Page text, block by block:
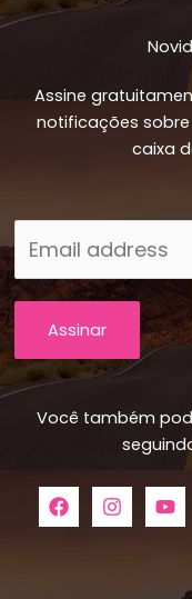
Assine
notificações
caixa
Assinar
Você também